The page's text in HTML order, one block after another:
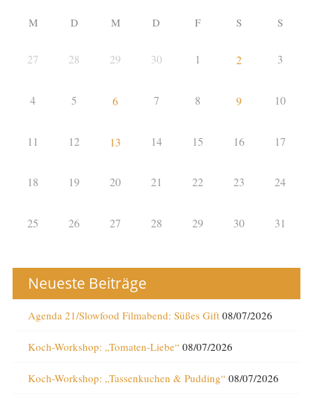
M D M D F S S
27 28 29 30 1 2 3
4 5 6 7 8 9 10
11 12 13 14 15 16 17
18 19 20 21 22 23 24
25 26 27 28 29 30 31
Neueste Beiträge
Agenda 21/Slowfood Filmabend: Süßes Gift 08/07/2026
Koch-Workshop: „Tomaten-Liebe“ 08/07/2026
Koch-Workshop: „Tassenkuchen & Pudding“ 08/07/2026